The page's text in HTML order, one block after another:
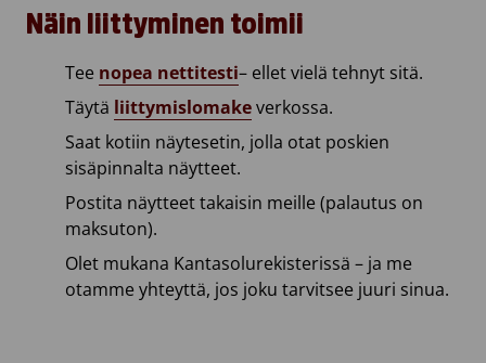
Näin liittyminen toimii
Tee nopea nettitesti– ellet vielä tehnyt sitä.
Täytä liittymislomakeverkossa.
Saat kotiin näytesetin, jolla otat poskien
sisäpinnalta näytteet.
Postita näytteet takaisin meille (palautus on
maksuton).
Olet mukana Kantasolurekisterissä – ja me
otamme yhteyttä, jos joku tarvitsee juuri sinua.